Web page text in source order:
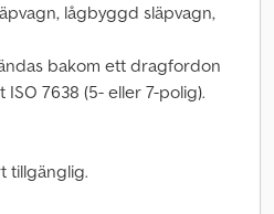
lågbyggd släpvagn,
bakom ett dragfordon
7638 (5- eller 7-polig).
tillgänglig.